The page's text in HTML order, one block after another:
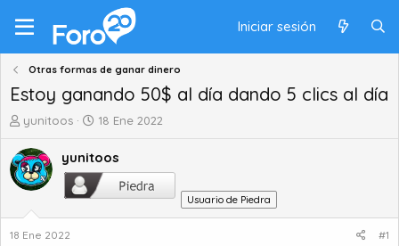
Iniciar sesión
Otras formas de ganar dinero
Estoy ganando 50$ al día dando 5 clics al día
A
t
o
r
e
t
yunitoos
F
c
h
a
e
18 Ene 2022
yunitoos
Usuario de Piedra
18 Ene 2022 #1